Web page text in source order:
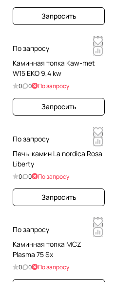
Запросить
По запросу
Каминная топка Kaw-met
W15 EKO 9,4 kw
0 0 По запросу
Запросить
По запросу
Печь-камин La nordica Rosa
Liberty
0 0 По запросу
Запросить
По запросу
Каминная топка MCZ
Plasma 75 Sx
0 0 По запросу